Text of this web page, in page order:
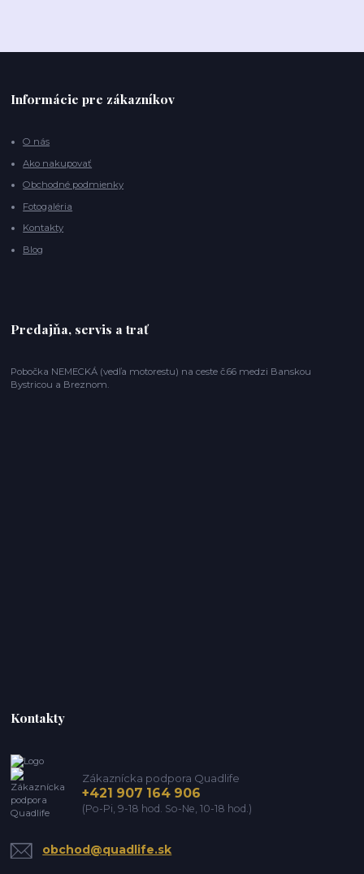
Informácie pre zákazníkov
O nás
Ako nakupovať
Obchodné podmienky
Fotogaléria
Kontakty
Blog
Predajňa, servis a trať
Pobočka NEMECKÁ (vedľa motorestu) na ceste č.66 medzi Banskou
Bystricou a Breznom.
Kontakty
Zákaznícka podpora Quadlife
+421 907 164 906
(Po-Pi, 9-18 hod. So-Ne, 10-18 hod.)
obchod@quadlife.sk